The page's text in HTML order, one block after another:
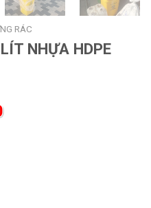
RÁC
NHỰA HDPE
Giá